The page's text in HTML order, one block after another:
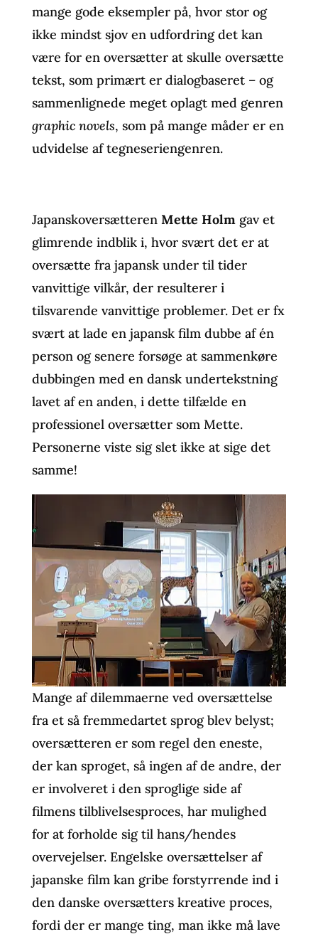
mange gode eksempler på, hvor stor og
ikke mindst sjov en udfordring det kan
være for en oversætter at skulle oversætte
tekst, som primært er dialogbaseret – og
sammenlignede meget oplagt med genren
graphic novels, som på mange måder er en
udvidelse af tegneseriengenren.
Japanskoversætteren Mette Holmgav et
glimrende indblik i, hvor svært det er at
oversætte fra japansk under til tider
vanvittige vilkår, der resulterer i
tilsvarende vanvittige problemer. Det er fx
svært at lade en japansk film dubbe af én
person og senere forsøge at sammenkøre
dubbingen med en dansk undertekstning
lavet af en anden, i dette tilfælde en
professionel oversætter som Mette.
Personerne viste sig slet ikke at sige det
samme!
Mange af dilemmaerne ved oversættelse
fra et så fremmedartet sprog blev belyst;
oversætteren er som regel den eneste,
der kan sproget, så ingen af de andre, der
er involveret i den sproglige side af
filmens tilblivelsesproces, har mulighed
for at forholde sig til hans/hendes
overvejelser. Engelske oversættelser af
japanske film kan gribe forstyrrende ind i
den danske oversætters kreative proces,
fordi der er mange ting, man ikke må lave